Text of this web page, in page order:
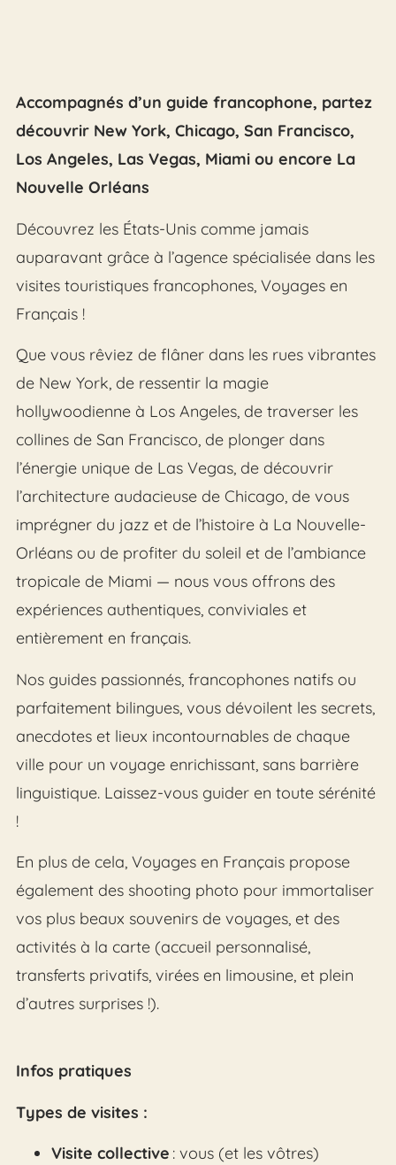
Accompagnés d’un guide francophone, partez
découvrir New York, Chicago, San Francisco,
Los Angeles, Las Vegas, Miami ou encore La
Nouvelle Orléans
Découvrez les États-Unis comme jamais
auparavant grâce à l’agence spécialisée dans les
visites touristiques francophones, Voyages en
Français !
Que vous rêviez de flâner dans les rues vibrantes
de New York, de ressentir la magie
hollywoodienne à Los Angeles, de traverser les
collines de San Francisco, de plonger dans
l’énergie unique de Las Vegas, de découvrir
l’architecture audacieuse de Chicago, de vous
imprégner du jazz et de l’histoire à La Nouvelle-
Orléans ou de profiter du soleil et de l’ambiance
tropicale de Miami — nous vous offrons des
expériences authentiques, conviviales et
entièrement en français.
Nos guides passionnés, francophones natifs ou
parfaitement bilingues, vous dévoilent les secrets,
anecdotes et lieux incontournables de chaque
ville pour un voyage enrichissant, sans barrière
linguistique. Laissez-vous guider en toute sérénité
!
En plus de cela, Voyages en Français propose
également des shooting photo pour immortaliser
vos plus beaux souvenirs de voyages, et des
activités à la carte (accueil personnalisé,
transferts privatifs, virées en limousine, et plein
d’autres surprises !).
Infos pratiques
Types de visites :
Visite collective : vous (et les vôtres)